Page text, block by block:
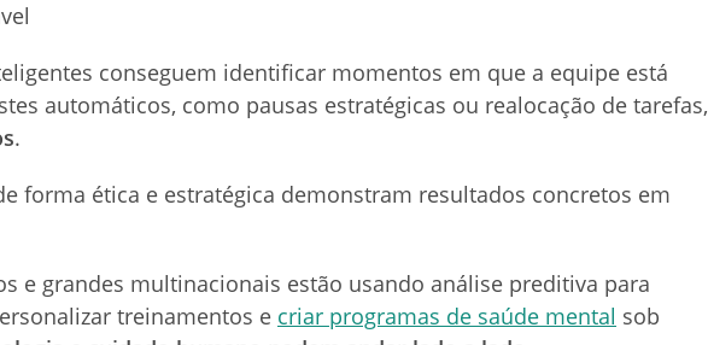
conseguem identificar momentos em que a equipe está
automáticos, como pausas estratégicas ou realocação de tarefas,
.
forma ética e estratégica demonstram resultados concretos em
e grandes multinacionais estão usando análise preditiva para
treinamentos e criar programas de saúde mental sob